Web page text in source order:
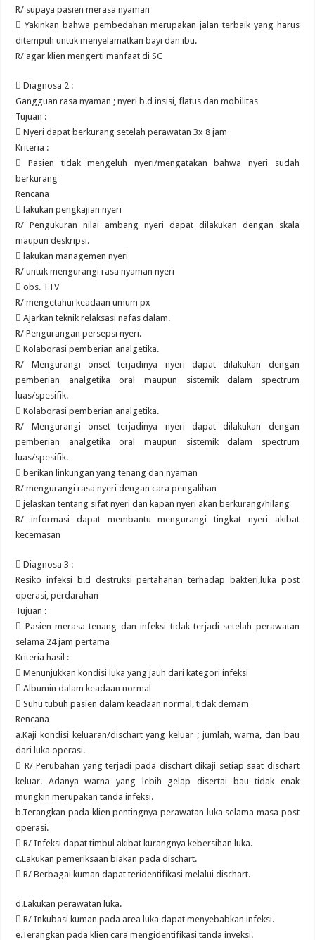
R/ supaya pasien merasa nyaman
 Yakinkan bahwa pembedahan merupakan jalan terbaik yang harus
ditempuh untuk menyelamatkan bayi dan ibu.
R/ agar klien mengerti manfaat di SC
 Diagnosa 2 :
Gangguan rasa nyaman ; nyeri b.d insisi, flatus dan mobilitas
Tujuan :
 Nyeri dapat berkurang setelah perawatan 3x 8 jam
Kriteria :
 Pasien tidak mengeluh nyeri/mengatakan bahwa nyeri sudah
berkurang
Rencana
 lakukan pengkajian nyeri
R/ Pengukuran nilai ambang nyeri dapat dilakukan dengan skala
maupun deskripsi.
 lakukan managemen nyeri
R/ untuk mengurangi rasa nyaman nyeri
 obs. TTV
R/ mengetahui keadaan umum px
 Ajarkan teknik relaksasi nafas dalam.
R/ Pengurangan persepsi nyeri.
 Kolaborasi pemberian analgetika.
R/ Mengurangi onset terjadinya nyeri dapat dilakukan dengan
pemberian analgetika oral maupun sistemik dalam spectrum
luas/spesifik.
 Kolaborasi pemberian analgetika.
R/ Mengurangi onset terjadinya nyeri dapat dilakukan dengan
pemberian analgetika oral maupun sistemik dalam spectrum
luas/spesifik.
 berikan linkungan yang tenang dan nyaman
R/ mengurangi rasa nyeri dengan cara pengalihan
 jelaskan tentang sifat nyeri dan kapan nyeri akan berkurang/hilang
R/ informasi dapat membantu mengurangi tingkat nyeri akibat
kecemasan
 Diagnosa 3 :
Resiko infeksi b.d destruksi pertahanan terhadap bakteri,luka post
operasi, perdarahan
Tujuan :
 Pasien merasa tenang dan infeksi tidak terjadi setelah perawatan
selama 24 jam pertama
Kriteria hasil :
 Menunjukkan kondisi luka yang jauh dari kategori infeksi
 Albumin dalam keadaan normal
 Suhu tubuh pasien dalam keadaan normal, tidak demam
Rencana
a.Kaji kondisi keluaran/dischart yang keluar ; jumlah, warna, dan bau
dari luka operasi.
 R/ Perubahan yang terjadi pada dischart dikaji setiap saat dischart
keluar. Adanya warna yang lebih gelap disertai bau tidak enak
mungkin merupakan tanda infeksi.
b.Terangkan pada klien pentingnya perawatan luka selama masa post
operasi.
 R/ Infeksi dapat timbul akibat kurangnya kebersihan luka.
c.Lakukan pemeriksaan biakan pada dischart.
 R/ Berbagai kuman dapat teridentifikasi melalui dischart.
d.Lakukan perawatan luka.
 R/ Inkubasi kuman pada area luka dapat menyebabkan infeksi.
e.Terangkan pada klien cara mengidentifikasi tanda inveksi.